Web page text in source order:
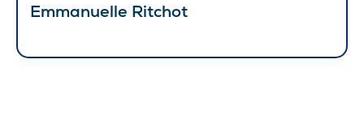
Emmanuelle Ritchot